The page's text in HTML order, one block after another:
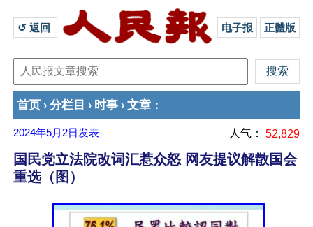
↺ 返回 电子报 正體版
首页 › 分栏目 › 时事 › 文章 ：
2024年5月2日 发表 人气： 52,829
国民党立法院改词汇惹众怒 网友提议解散国会
重选（图）